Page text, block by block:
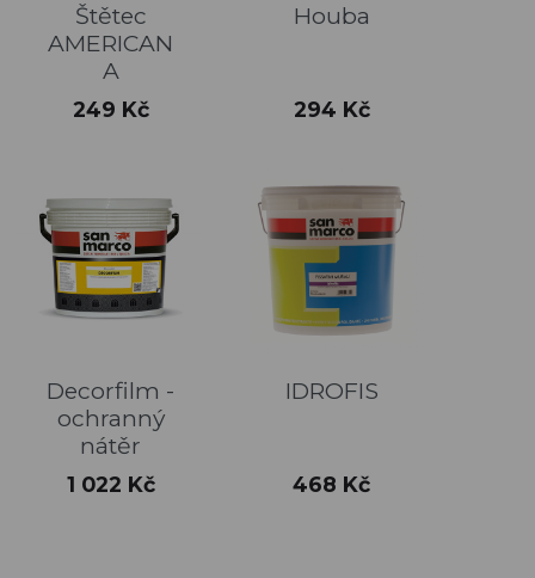
Štětec
AMERICAN
A
Cena
249 Kč
Houba
Cena
294 Kč
Decorfilm -
ochranný
nátěr
Cena
1 022 Kč
IDROFIS
Cena
468 Kč